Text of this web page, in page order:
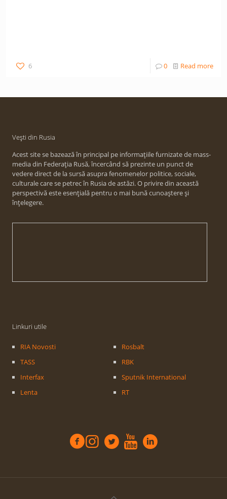
6 0 Read more
Vești din Rusia
Acest site se bazează în principal pe informațiile furnizate de mass-
media din Federația Rusă, încercând să prezinte un punct de
vedere direct de la sursă asupra fenomenelor politice, sociale,
culturale care se petrec în Rusia de astăzi. O privire din această
perspectivă este esențială pentru o mai bună cunoaștere și
înțelegere.
Linkuri utile
RIA Novosti
TASS
Interfax
Lenta
Rosbalt
RBK
Sputnik International
RT